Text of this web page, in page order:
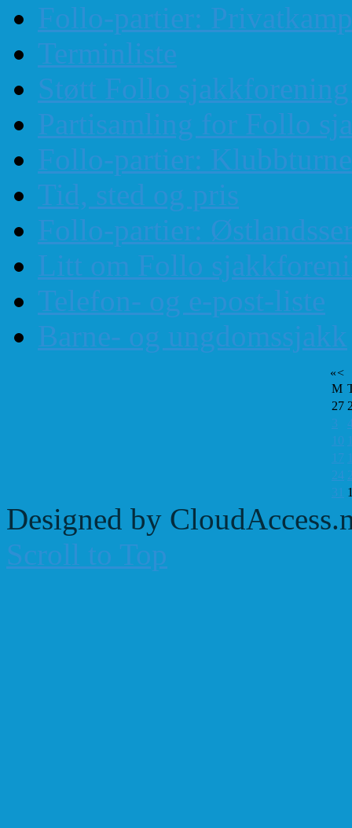
Follo-partier:
Terminliste
Støtt Follo
Partisamling for Follo
Follo-partier:
Tid, sted og pris
Follo-partier:
Litt om Follo
Telefon- og e-post-liste
Barne- og ungdomssjakk
«<
M
27
3
10
17
24
31
Designed by
Scroll to Top